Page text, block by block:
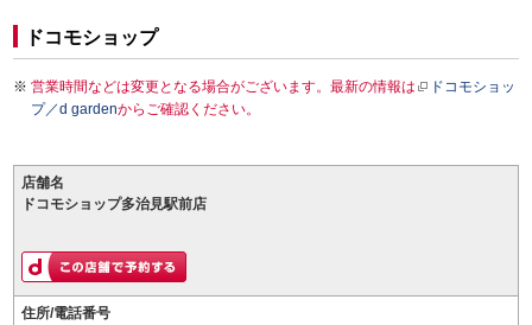
ドコモショップ
営業時間などは変更となる場合がございます。最新の情報は
ドコモショッ
プ／d gardenからご確認ください。
店舗名
ドコモショップ多治見駅前店
住所/電話番号